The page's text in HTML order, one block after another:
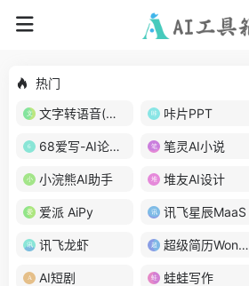
热门
文字转语音(琅琅配音)
咔片PPT
68爱写-AI论文写作 笔灵AI小说
小浣熊AI助手 堆友AI设计
爱派 AiPy 讯飞星辰MaaS
讯飞龙虾 超级简历WonderCV
AI短剧 蛙蛙写作